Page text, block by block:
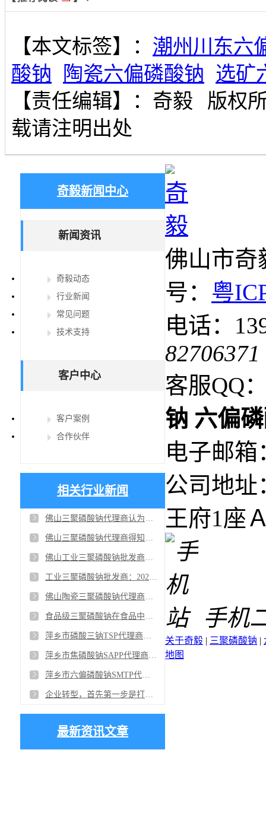
【本文标签】： 潮州川东六
酸钠
陶瓷六偏磷酸钠
选矿
【责任编辑】： 奇毅
版权
载请注明出处
奇毅新闻中心
新闻资讯
奇毅动态
行业新闻
常见问题
技术支持
客户中心
客户案例
合作伙伴
相关行业新闻
佛山三聚磷酸钠代理商认为黄磷价格的持续上涨，主要受几个方面的因素影响
佛山三聚磷酸钠代理商得知黄磷企业报价再度上调2000元/吨，上周期末黄磷市场价格继续上涨，涨幅在3000-4000元/吨
佛山工业三聚磷酸钠批发商：2021年，新明珠集团将持续升级，踏上“百亿”征程，向中国共产党成立100周年献礼
工业三聚磷酸钠批发商：2020年化工行业增加值同比增长3.4%，增速同比回落1.4个百分点
佛山陶瓷三聚磷酸钠代理商认为在新的市场环境中，陶瓷企业必须同时面对不同品类之间和同一品类之间两个维度的市场竞争
食品级三聚磷酸钠在食品中改良剂中的使用也在向复配方向发展，但是不同的食品需要起到的作用不一样
萍乡市磷酸三钠TSP代理商：磷酸三钠的优点就是能使织物毛细管效应提高
萍乡市焦磷酸钠SAPP代理商：焦磷酸钠在电镀工业用于配制电镀液，能与铁形成络合物
萍乡市六偏磷酸钠SMTP代理商分享“岩板热的背后有几大因素的推动”
企业转型，首先第一步是打造一个消费者品牌，萍乡市三聚磷酸钠STPP代理商是如何看待的？
最新资讯文章
佛山市
号： 粤
电话：
82706371
客服QQ
钠 六偏
电子邮箱
公司地址
王府1座
手机
关于奇毅 | 三聚磷酸钠 |
地图